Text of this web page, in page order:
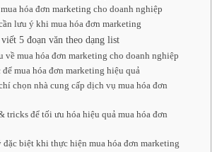
hóa đơn marketing cho doanh nghiệp
lưu ý khi mua hóa đơn marketing
5 đoạn văn theo dạng list
về mua hóa đơn marketing cho doanh nghiệp
để mua hóa đơn marketing hiệu quả
chọn nhà cung cấp dịch vụ mua hóa đơn
tricks để tối ưu hóa hiệu quả mua hóa đơn
đặc biệt khi thực hiện mua hóa đơn marketing